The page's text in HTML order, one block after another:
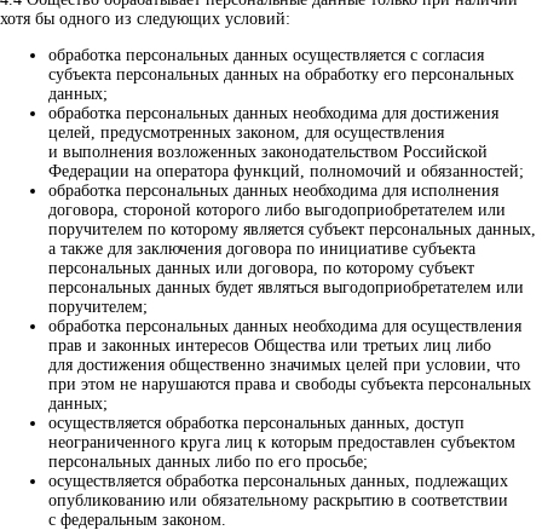
хотя бы одного из следующих условий:
обработка персональных данных осуществляется с согласия
субъекта персональных данных на обработку его персональных
данных;
обработка персональных данных необходима для достижения
целей, предусмотренных законом, для осуществления
и выполнения возложенных законодательством Российской
Федерации на оператора функций, полномочий и обязанностей;
обработка персональных данных необходима для исполнения
договора, стороной которого либо выгодоприобретателем или
поручителем по которому является субъект персональных данных,
а также для заключения договора по инициативе субъекта
персональных данных или договора, по которому субъект
персональных данных будет являться выгодоприобретателем или
поручителем;
обработка персональных данных необходима для осуществления
прав и законных интересов Общества или третьих лиц либо
для достижения общественно значимых целей при условии, что
при этом не нарушаются права и свободы субъекта персональных
данных;
осуществляется обработка персональных данных, доступ
неограниченного круга лиц к которым предоставлен субъектом
персональных данных либо по его просьбе;
осуществляется обработка персональных данных, подлежащих
опубликованию или обязательному раскрытию в соответствии
с федеральным законом.